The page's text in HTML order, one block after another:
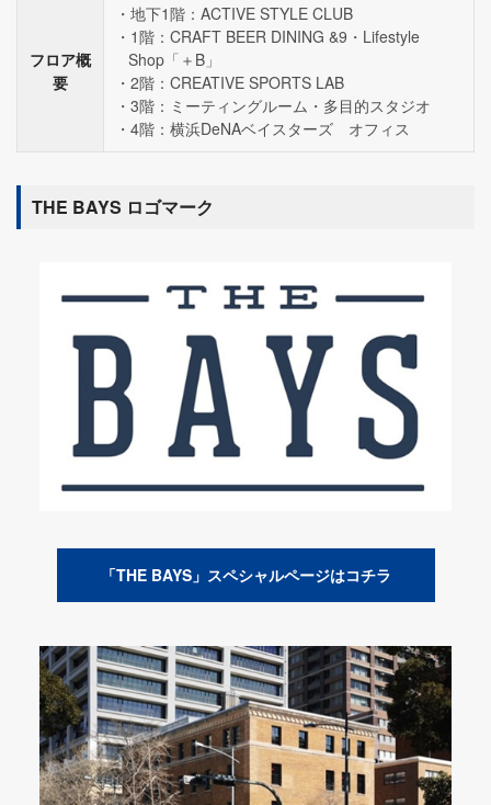
フロア概
要
地下1階：ACTIVE STYLE CLUB
1階：CRAFT BEER DINING &9・Lifestyle
Shop「＋B」
2階：CREATIVE SPORTS LAB
3階：ミーティングルーム・多目的スタジオ
4階：横浜DeNAベイスターズ オフィス
THE BAYS ロゴマーク
「THE BAYS」スペシャルページはコチラ